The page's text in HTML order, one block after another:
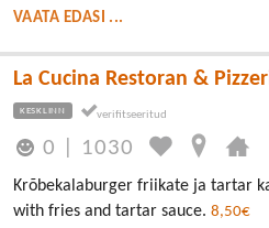
VAATA EDASI ...
La Cucina Restoran &
KESKLINN
0 1030
Krõbekalaburger friikate ja tartar
with fries and tartar sauce. 8,50€